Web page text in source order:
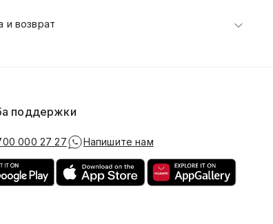
и возврат
поддержки
000 27 27 Напишите нам